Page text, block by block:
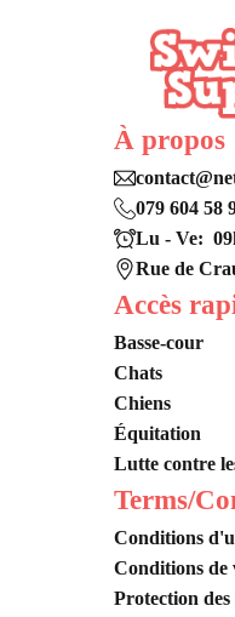
À propos
079 604 58
Lu - Ve:
Rue de
Accès
Basse-cour
Chats
Chiens
Équitation
Lutte contre
Terms/
Conditions
Conditions de
Protection des